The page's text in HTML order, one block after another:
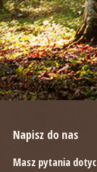
Napisz do nas
Masz pytania